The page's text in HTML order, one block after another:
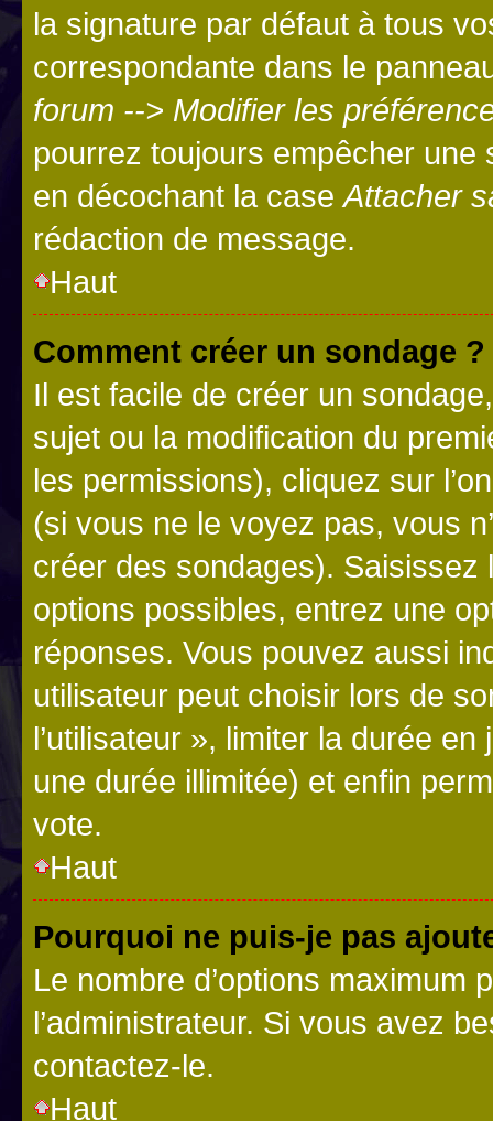
la signature par défaut à tous
correspondante dans le
forum --> Modifier les
pourrez toujours empêcher une
en décochant la case Attacher
rédaction de message.
Haut
Comment créer un sondage ?
Il est facile de créer un
sujet ou la modification du
les permissions), cliquez sur
(si vous ne le voyez pas, vous
créer des sondages).
options possibles, entrez une
réponses. Vous pouvez aussi
utilisateur peut choisir lors de
l’utilisateur », limiter la durée
une durée illimitée) et enfin
vote.
Haut
Pourquoi ne puis-je pas
Le nombre d’options maximum
l’administrateur. Si vous avez
contactez-le.
Haut